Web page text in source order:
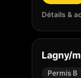
Détails &
Lagny/
Permis B